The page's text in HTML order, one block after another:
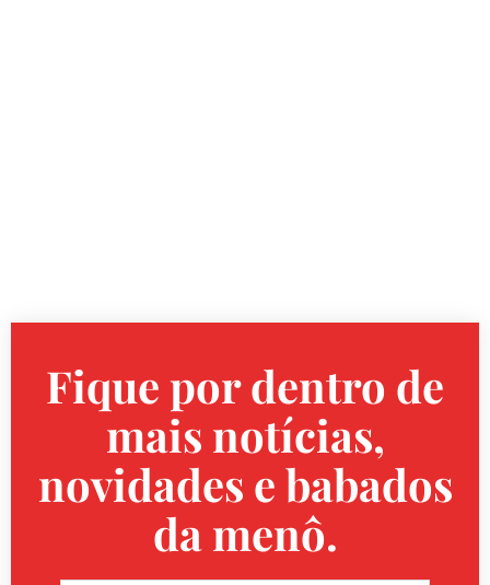
Fique por dentro de
mais notícias,
novidades e babados
da menô.